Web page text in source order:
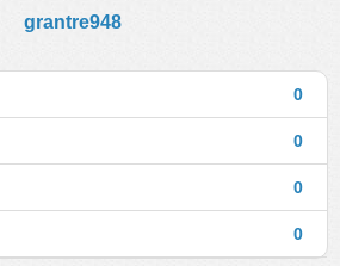
grantre948
0
0
0
0